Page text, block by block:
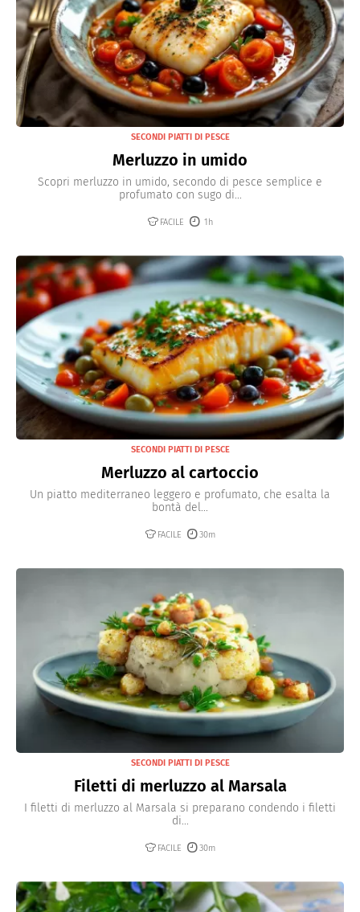
SECONDI PIATTI DI PESCE
Merluzzo in umido
Scopri merluzzo in umido, secondo di pesce semplice e
profumato con sugo di...
FACILE 1h
SECONDI PIATTI DI PESCE
Merluzzo al cartoccio
Un piatto mediterraneo leggero e profumato, che esalta la
bontà del...
FACILE 30m
SECONDI PIATTI DI PESCE
Filetti di merluzzo al Marsala
I filetti di merluzzo al Marsala si preparano condendo i filetti
di...
FACILE 30m